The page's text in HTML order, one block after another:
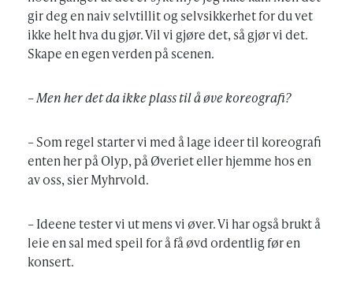
gir deg en naiv selvtillit og selvsikkerhet for du vet
ikke helt hva du gjør. Vil vi gjøre det, så gjør vi det.
Skape en egen verden på scenen.
– Men her det da ikke plass til å øve koreografi?
– Som regel starter vi med å lage ideer til koreografi
enten her på Olyp, på Øveriet eller hjemme hos en
av oss, sier Myhrvold.
– Ideene tester vi ut mens vi øver. Vi har også brukt å
leie en sal med speil for å få øvd ordentlig før en
konsert.